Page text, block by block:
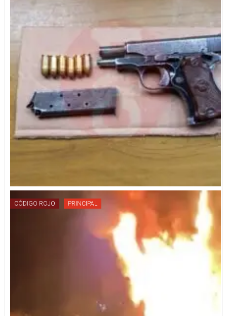
CÓDIGO ROJO PRINCIPAL